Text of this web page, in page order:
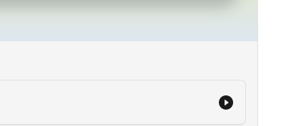
老、客家歌手或客家藝文工作者
村再生以及家鄉在地文化的了解